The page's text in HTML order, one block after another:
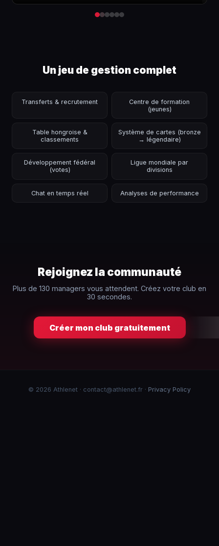
Un jeu de gestion complet
Transferts & recrutement
Centre de formation
(jeunes)
Table hongroise &
classements
Système de cartes (bronze
→ légendaire)
Développement fédéral
(votes)
Ligue mondiale par
divisions
Chat en temps réel Analyses de performance
Rejoignez la communauté
Plus de 130 managers vous attendent. Créez votre club en
30 secondes.
Créer mon club gratuitement
© 2026 Athlenet · contact@athlenet.fr · Privacy Policy